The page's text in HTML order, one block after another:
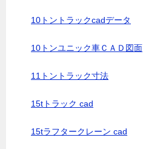
10トントラックcadデータ
10トンユニック車ＣＡＤ図面
11トントラック寸法
15tトラック cad
15tラフタークレーン cad